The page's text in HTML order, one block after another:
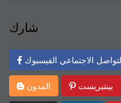
شارك
الاجتماعي الفيسبوك
المدون بينتيريست